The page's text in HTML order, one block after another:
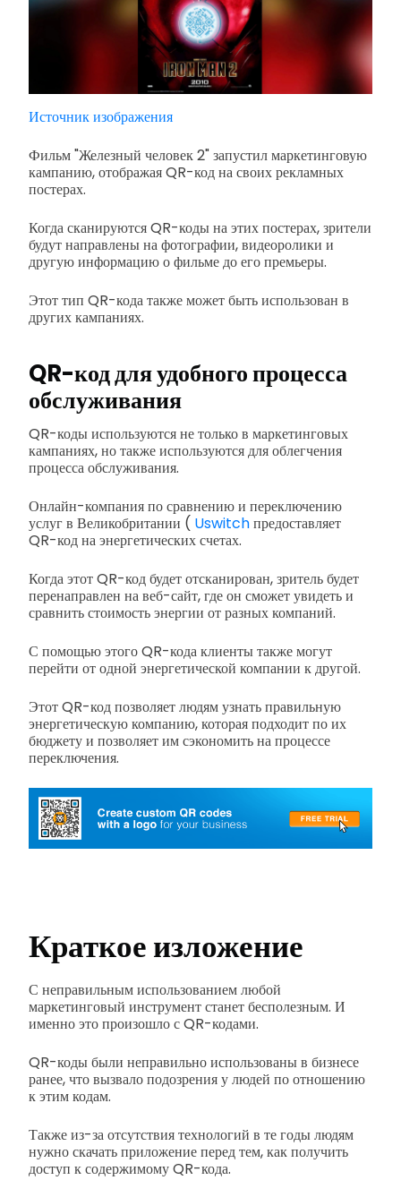
Источник изображения
Фильм "Железный человек 2" запустил маркетинговую
кампанию, отображая QR-код на своих рекламных
постерах.
Когда сканируются QR-коды на этих постерах, зрители
будут направлены на фотографии, видеоролики и
другую информацию о фильме до его премьеры.
Этот тип QR-кода также может быть использован в
других кампаниях.
QR-код для удобного процесса
обслуживания
QR-коды используются не только в маркетинговых
кампаниях, но также используются для облегчения
процесса обслуживания.
Онлайн-компания по сравнению и переключению
услуг в Великобритании ( Uswitchпредоставляет
QR-код на энергетических счетах.
Когда этот QR-код будет отсканирован, зритель будет
перенаправлен на веб-сайт, где он сможет увидеть и
сравнить стоимость энергии от разных компаний.
С помощью этого QR-кода клиенты также могут
перейти от одной энергетической компании к другой.
Этот QR-код позволяет людям узнать правильную
энергетическую компанию, которая подходит по их
бюджету и позволяет им сэкономить на процессе
переключения.
Краткое изложение
С неправильным использованием любой
маркетинговый инструмент станет бесполезным. И
именно это произошло с QR-кодами.
QR-коды были неправильно использованы в бизнесе
ранее, что вызвало подозрения у людей по отношению
к этим кодам.
Также из-за отсутствия технологий в те годы людям
нужно скачать приложение перед тем, как получить
доступ к содержимому QR-кода.